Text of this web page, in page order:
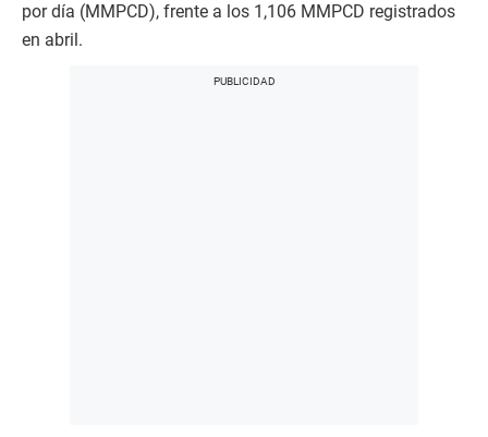
por día (MMPCD), frente a los 1,106 MMPCD registrados
en abril.